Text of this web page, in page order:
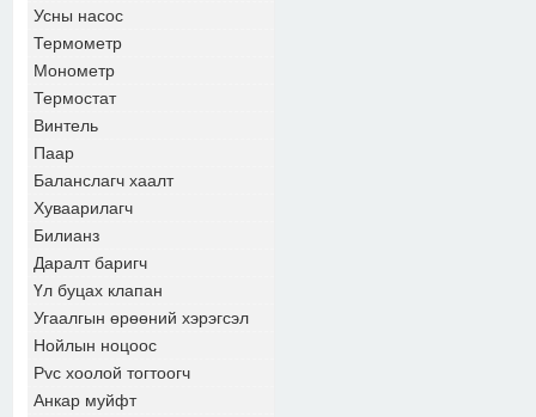
Усны насос
Термометр
Монометр
Термостат
Винтель
Паар
Баланслагч хаалт
Хуваарилагч
Билианз
Даралт баригч
Үл буцах клапан
Угаалгын өрөөний хэрэгсэл
Нойлын ноцоос
Pvc хоолой тогтоогч
Анкар муйфт